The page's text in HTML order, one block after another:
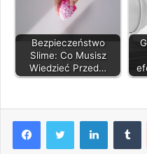
Bezpieczeństwo
Slime: Co Musisz
Wiedzieć Przed…
LinkedIn